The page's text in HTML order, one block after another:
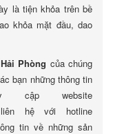
là tiện khỏa trên bề
khỏa mặt đầu, dao
Phòng của chúng
bạn những thông tin
cập website
hệ với hotline
tin về những sản